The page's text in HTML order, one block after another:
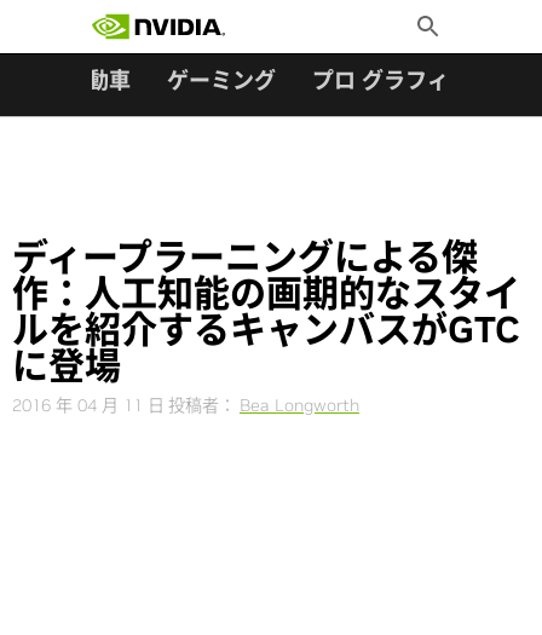
Toggle
Search
自動車 ゲーミング プロ グラフィックス
ディープラーニングによる傑
作：人工知能の画期的なスタイ
ルを紹介するキャンバスがGTC
に登場
2016 年 04 月 11 日 投稿者： Bea Longworth